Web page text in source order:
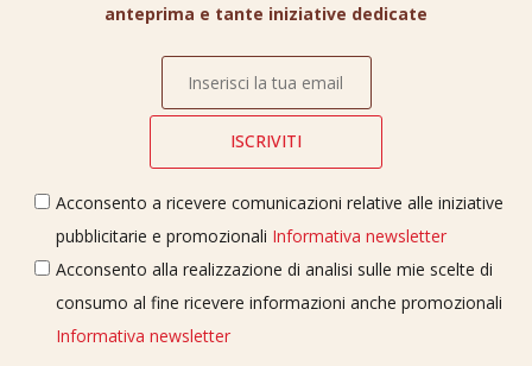
anteprima e tante iniziative dedicate
Acconsento a ricevere comunicazioni relative alle iniziative
pubblicitarie e promozionali Informativa newsletter
Acconsento alla realizzazione di analisi sulle mie scelte di
consumo al fine ricevere informazioni anche promozionali
Informativa newsletter